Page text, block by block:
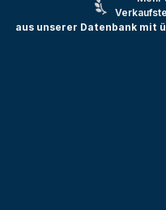
aus unserer Datenbank mit